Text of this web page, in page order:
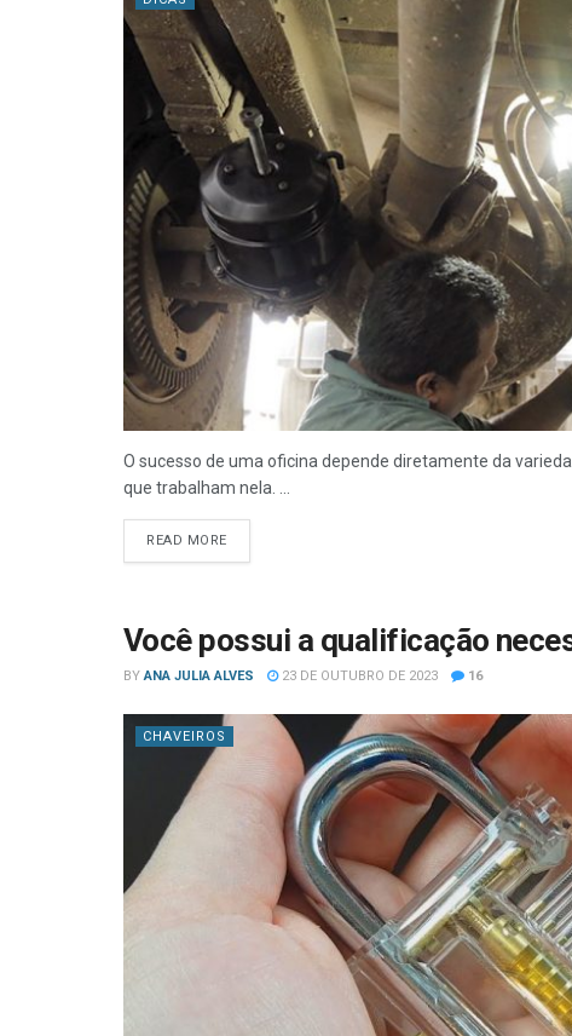
O sucesso de uma oficina depende diretamente da
que trabalham nela. ...
READ MORE
Você possui a qualificação
BY ANA JULIA ALVES 23 DE OUTUBRO DE 2023 16
CHAVEIROS